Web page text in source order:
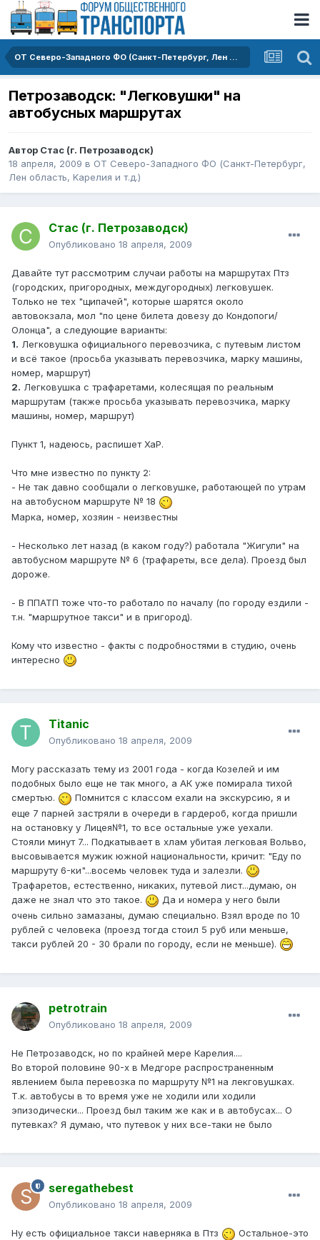
ОТ Северо-Западного ФО (Санкт-Петербург, Лен область, Kарелия и т.д.)
Петрозаводск: "Легковушки" на
автобусных маршрутах
Автор Стас (г. Петрозаводск)
18 апреля, 2009 в ОТ Северо-Западного ФО (Санкт-Петербург,
Лен область, Kарелия и т.д.)
Стас (г. Петрозаводск)
Опубликовано 18 апреля, 2009
Давайте тут рассмотрим случаи работы на маршрутах Птз
(городских, пригородных, междугородных) легковушек.
Только не тех "щипачей", которые шарятся около
автовокзала, мол "по цене билета довезу до Кондопоги/
Олонца", а следующие варианты:
1. Легковушка официального перевозчика, с путевым листом
и всё такое (просьба указывать перевозчика, марку машины,
номер, маршрут)
2. Легковушка с трафаретами, колесящая по реальным
маршрутам (также просьба указывать перевозчика, марку
машины, номер, маршрут)
Пункт 1, надеюсь, распишет ХаР.
Что мне известно по пункту 2:
- Не так давно сообщали о легковушке, работающей по утрам
на автобусном маршруте № 18
Марка, номер, хозяин - неизвестны
- Несколько лет назад (в каком году?) работала "Жигули" на
автобусном маршруте № 6 (трафареты, все дела). Проезд был
дороже.
- В ППАТП тоже что-то работало по началу (по городу ездили -
т.н. "маршрутное такси" и в пригород).
Кому что известно - факты с подробностями в студию, очень
интересно
Titanic
Опубликовано 18 апреля, 2009
Могу рассказать тему из 2001 года - когда Козелей и им
подобных было еще не так много, а АК уже помирала тихой
смертью.
Помнится с классом ехали на экскурсию, я и
еще 7 парней застряли в очереди в гардероб, когда пришли
на остановку у Лицея№1, то все остальные уже уехали.
Стояли минут 7... Подкатывает в хлам убитая легковая Вольво,
высовывается мужик южной национальности, кричит: "Еду по
маршруту 6-ки"...восемь человек туда и залезли.
Трафаретов, естественно, никаких, путевой лист...думаю, он
даже не знал что это такое.
Да и номера у него были
очень сильно замазаны, думаю специально. Взял вроде по 10
рублей с человека (проезд тогда стоил 5 руб или меньше,
такси рублей 20 - 30 брали по городу, если не меньше).
petrotrain
Опубликовано 18 апреля, 2009
Не Петрозаводск, но по крайней мере Карелия....
Во второй половине 90-х в Медгоре распространенным
явлением была перевозка по маршруту №1 на лекговушках.
Т.к. автобусы в то время уже не ходили или ходили
эпизодически... Проезд был таким же как и в автобусах... О
путевках? Я думаю, что путевок у них все-таки не было
seregathebest
Опубликовано 18 апреля, 2009
Ну есть официальное такси наверняка в Птз
Остальное-это